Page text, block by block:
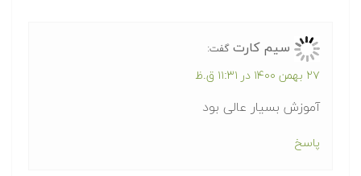
سیم کارت گفت:
۲۷ بهمن ۱۴۰۰ در ۱۱:۳۱ ق.ظ
آموزش بسیار عالی بود
پاسخ